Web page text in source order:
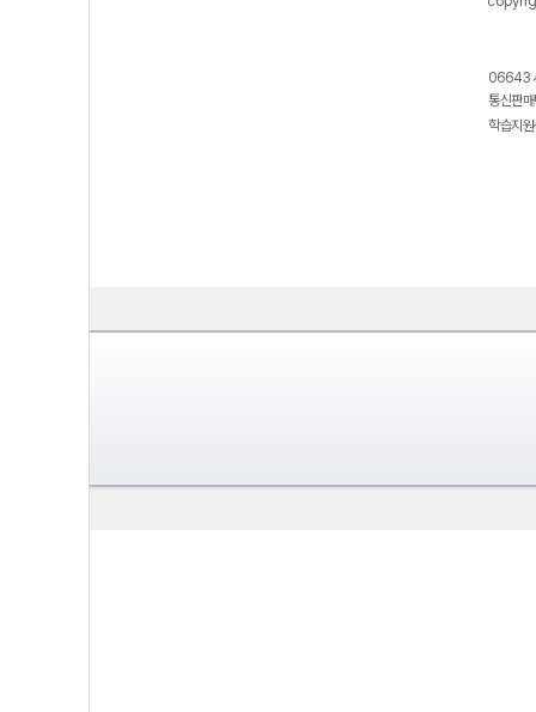
06643
통신판
학습지